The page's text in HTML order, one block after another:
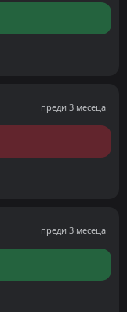
преди 3 месеца
преди 3 месеца